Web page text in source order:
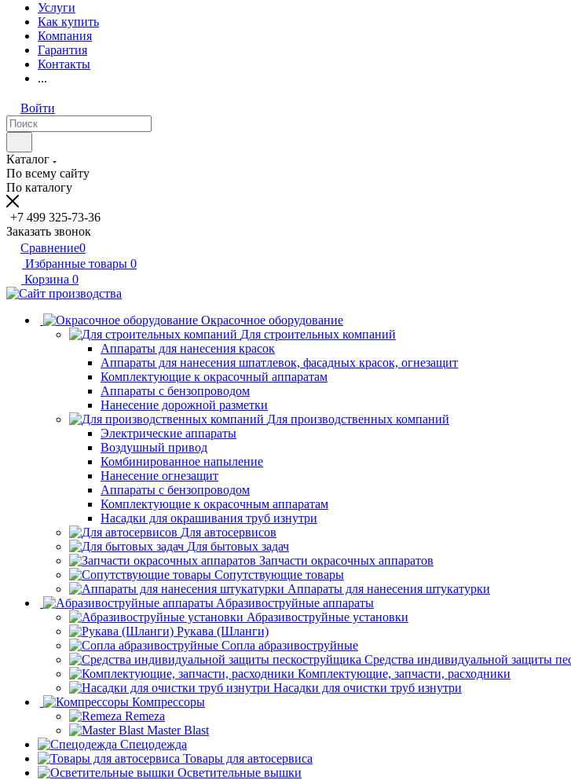
Услуги
Как купить
Компания
Гарантия
Контакты
...
Войти
Каталог
По всему сайту
По каталогу
+7 499 325-73-36
Заказать звонок
Сравнение0
Избранные товары 0
Корзина 0
Окрасочное оборудование
Для строительных компаний
Аппараты для нанесения красок
Аппараты для нанесения шпатлевок, фасадных красок, огнезащит
Комплектующие к окрасочный аппаратам
Аппараты с бензопроводом
Нанесение дорожной разметки
Для производственных компаний
Электрические аппараты
Воздушный привод
Комбинированное напыление
Нанесение огнезащит
Аппараты с бензопроводом
Комплектующие к окрасочным аппаратам
Насадки для окрашивания труб изнутри
Для автосервисов
Для бытовых задач
Запчасти окрасочных аппаратов
Сопутствующие товары
Аппараты для нанесения штукатурки
Aбразивоструйные аппараты
Абразивоструйные установки
Рукава (Шланги)
Сопла абразивоструйные
Средства индивидуальной защиты
Комплектующие, запчасти, расходники
Насадки для очистки труб изнутри
Компрессоры
Remeza
Master Blast
Спецодежда
Товары для автосервиса
Осветительные вышки